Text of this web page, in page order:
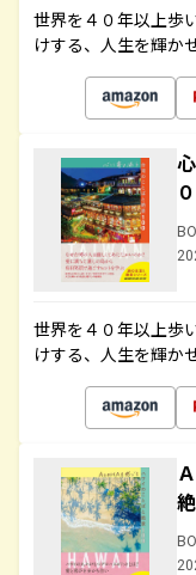
世界を４０年以上歩
けする、人生を輝か
０
世界を４０年以上歩
けする、人生を輝か